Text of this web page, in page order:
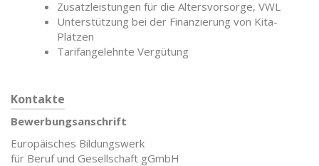
Zusatzleistungen für die Altersvorsorge, VWL
Unterstützung bei der Finanzierung von Kita-
Plätzen
Tarifangelehnte Vergütung
Kontakte
Bewerbungsanschrift
Europäisches Bildungswerk
für Beruf und Gesellschaft gGmbH